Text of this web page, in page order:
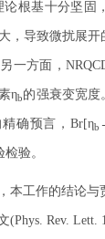
论根基十分坚固
，导致微扰展
一方面，
ηb的强衰变宽度
确预言，Br[ηb
验。
工作的结论与
(Phys. Rev. Lett.